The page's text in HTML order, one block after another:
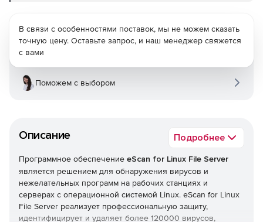
Описание Подробнее
Программное обеспечение eScan for Linux File Server
является решением для обнаружения вирусов и
нежелательных программ на рабочих станциях и
серверах с операционной системой Linux. eScan for Linux
File Server реализует профессиональную защиту,
идентифицирует и удаляет более 120000 вирусов,
В связи с особенностями поставок, мы не можем сказать
точную цену. Оставьте запрос, и наш менеджер свяжется
с вами
Поможем с выбором